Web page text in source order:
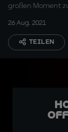
großen Moment
26 Aug. 2021
TEILEN